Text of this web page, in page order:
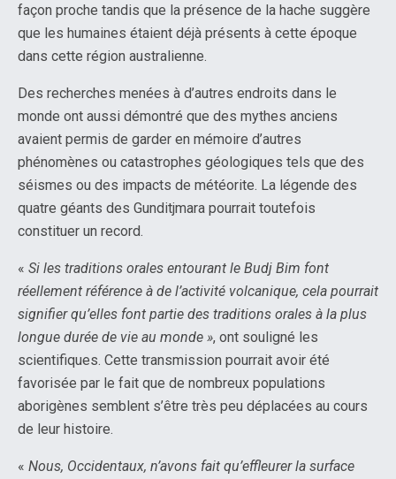
façon proche tandis que la présence de la hache suggère
que les humaines étaient déjà présents à cette époque
dans cette région australienne.
Des recherches menées à d’autres endroits dans le
monde ont aussi démontré que des mythes anciens
avaient permis de garder en mémoire d’autres
phénomènes ou catastrophes géologiques tels que des
séismes ou des impacts de météorite. La légende des
quatre géants des Gunditjmara pourrait toutefois
constituer un record.
« Si les traditions orales entourant le Budj Bim font
réellement référence à de l’activité volcanique, cela pourrait
signifier qu’elles font partie des traditions orales à la plus
longue durée de vie au monde », ont souligné les
scientifiques. Cette transmission pourrait avoir été
favorisée par le fait que de nombreux populations
aborigènes semblent s’être très peu déplacées au cours
de leur histoire.
« Nous, Occidentaux, n’avons fait qu’effleurer la surface